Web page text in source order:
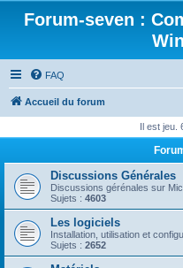
Forum-seven :
FAQ
Accueil du forum
Il est jeu.
Discussions Générales
Discussions gérénales sur
Sujets : 4603
Les logiciels
Installation, utilisation et
Sujets : 2652